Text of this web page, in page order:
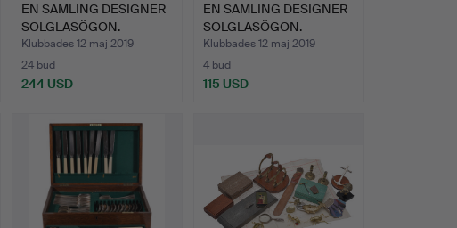
EN SAMLING DESIGNER
SOLGLASÖGON.
Klubbades 12 maj 2019
24 bud
244 USD
EN SAMLING DESIGNER
SOLGLASÖGON.
Klubbades 12 maj 2019
4 bud
115 USD